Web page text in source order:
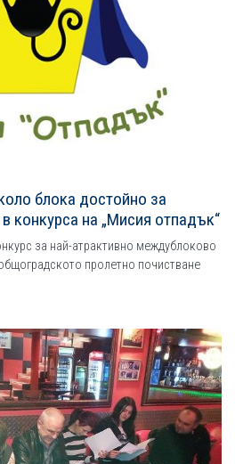
блока достойно за
конкурса на „Мисия отпадък“
за най-атрактивно междублоково
пролетно почистване